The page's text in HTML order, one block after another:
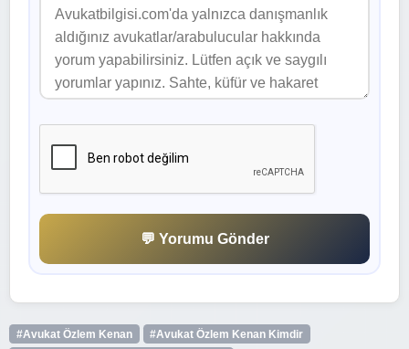
💬 Yorumu Gönder
#Avukat Özlem Kenan
#Avukat Özlem Kenan Kimdir